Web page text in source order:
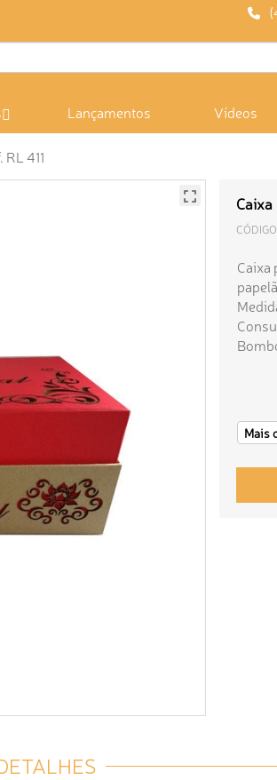
Lançamentos Vídeos
411
CÓDIGO
Caixa
Mais